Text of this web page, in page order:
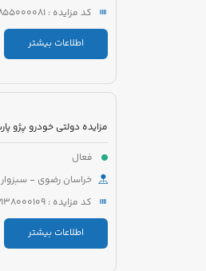
کد مزایده : 5221007855000081
اطلاعات بیشتر
فعال
خراسان رضوی - سبزوار
کد مزایده : 5221007138000109
اطلاعات بیشتر